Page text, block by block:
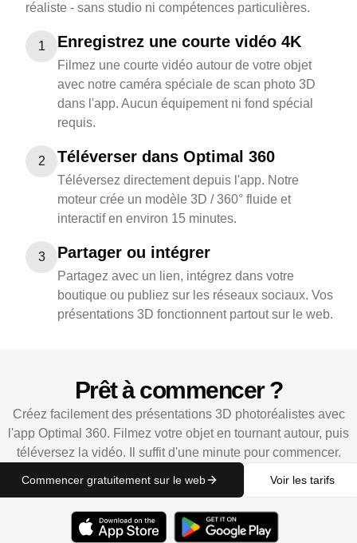
réaliste - sans studio ni compétences particulières.
1 Enregistrez une courte vidéo 4K
Filmez une courte vidéo autour de votre objet
avec notre caméra spéciale de scan photo 3D
dans l'app. Aucun équipement ni fond spécial
requis.
2 Téléverser dans Optimal 360
Téléversez directement depuis l'app. Notre
moteur crée un modèle 3D / 360° fluide et
interactif en environ 15 minutes.
3 Partager ou intégrer
Partagez avec un lien, intégrez dans votre
boutique ou publiez sur les réseaux sociaux. Vos
présentations 3D fonctionnent partout sur le web.
Prêt à commencer ?
Créez facilement des présentations 3D photoréalistes avec
l'app Optimal 360. Filmez votre objet en tournant autour, puis
téléversez la vidéo. Il suffit d'une minute pour commencer.
Commencer gratuitement sur le web Voir les tarifs